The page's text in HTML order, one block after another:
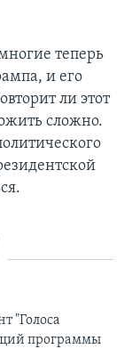
теперь
и его
ли этот
сложно.
"Голоса
программы